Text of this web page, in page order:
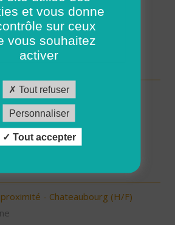
de nuit (H/F)
- Chateaubourg (H/F)
et vous donne
sur ceux
vous souhaitez
activer
Tout refuser
Personnaliser
Tout accepter